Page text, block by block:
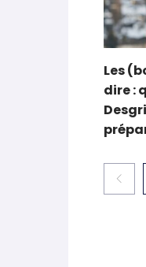
Les
dire :